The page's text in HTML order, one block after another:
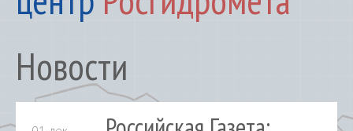
Новости